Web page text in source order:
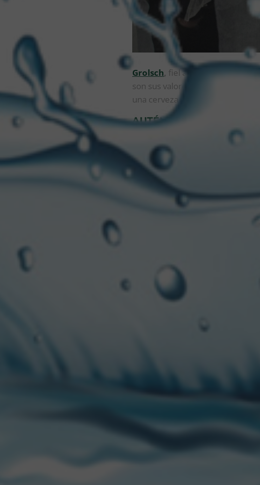
Grolsch, fiel a sus raíces
son sus valores más
una cerveza de cuerpo robusto,
AUTÉNTICA E
Este lanzamiento se presenta
brindar una alternativa
lúpulo y la calidad de una
Red Ale se destaca por su
graduación alcohólica de 5.2%
principales supermercados del
Grolsch se define como una
esencial para el progreso. Por
auténtica y natural,
comentó
Diego Gonzalez
Con una herencia de más de
icónica botella con Swing Top y
mercado argentino.
pilsner, y de esta forma, una
sabores únicos, sino que
innovadoras con opciones para
Seguí todas las novedades en el